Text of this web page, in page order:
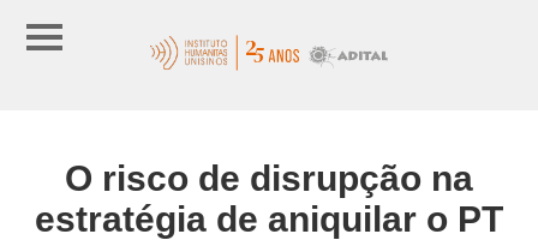
O risco de disrupção na
estratégia de aniquilar o PT